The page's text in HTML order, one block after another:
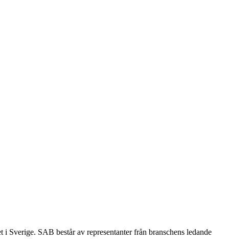
SAB består av representanter från branschens ledande